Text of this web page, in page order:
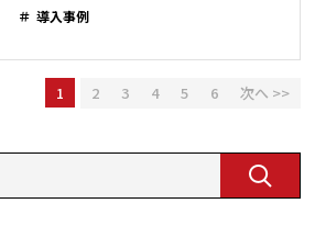
導入事例
1 2 3 4 5 6 次へ >>